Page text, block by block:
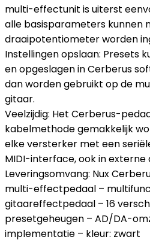
multi-effectunit is uiterst
alle basisparameters kunnen
draaipotentiometer worden
Instellingen opslaan: Presets
en opgeslagen in Cerberus
dan worden gebruikt op de
gitaar.
Veelzijdig: Het Cerberus-
kabelmethode gemakkelijk
elke versterker met een
MIDI-interface, ook in
Leveringsomvang: Nux
multi-effectpedaal –
gitaareffectpedaal – 16
presetgeheugen – AD/DA-
implementatie – kleur: zwart